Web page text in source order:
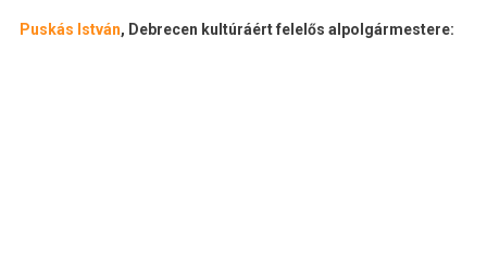
Puskás István, Debrecen kultúráért felelős alpolgármestere: